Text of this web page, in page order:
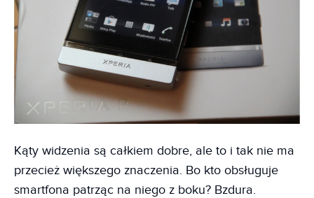
Kąty widzenia są całkiem dobre, ale to i tak nie ma
przecież większego znaczenia. Bo kto obsługuje
smartfona patrząc na niego z boku? Bzdura.